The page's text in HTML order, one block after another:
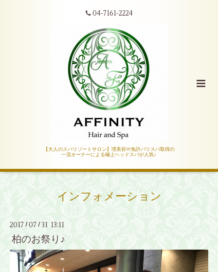
04-7161-2224
【大人のスパリゾートサロン】理美容W免許バリスパ取得の
一流オーナーによる極上ヘッドスパが人気♪
インフォメーション
2017 / 07 /31 13:11
柏のお祭り♪